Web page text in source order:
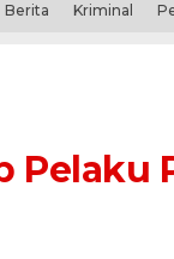
Berita Kriminal
Pelaku